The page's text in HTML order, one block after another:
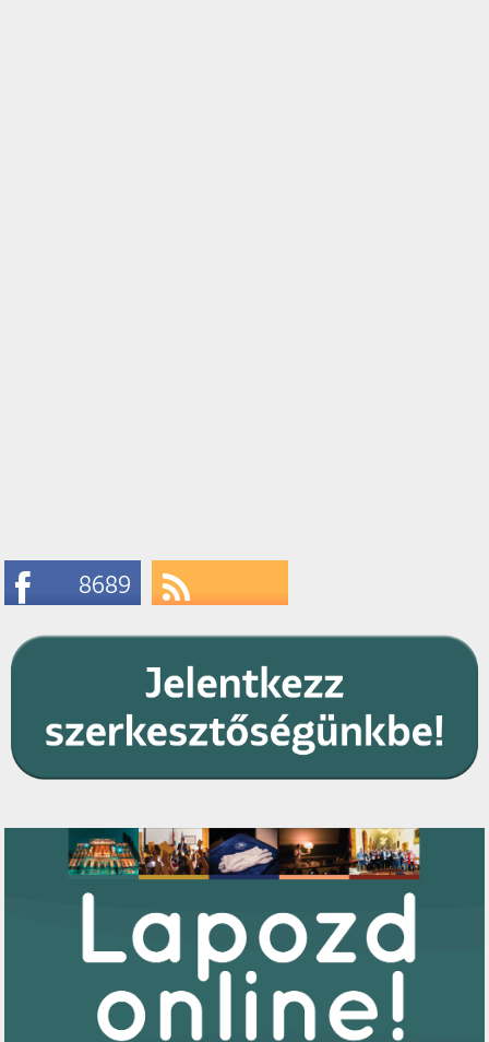
8689
Subscribe